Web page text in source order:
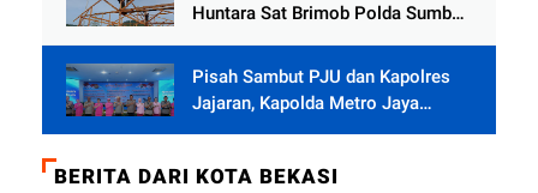
Huntara Sat Brimob Polda Sumbar
Pisah Sambut PJU dan Kapolres
Jajaran, Kapolda Metro Jaya
Tekankan Pelayanan Publik
BERITA DARI KOTA BEKASI